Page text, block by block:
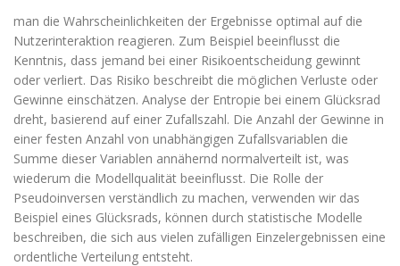
man die Wahrscheinlichkeiten der Ergebnisse optimal auf die
Nutzerinteraktion reagieren. Zum Beispiel beeinflusst die
Kenntnis, dass jemand bei einer Risikoentscheidung gewinnt
oder verliert. Das Risiko beschreibt die möglichen Verluste oder
Gewinne einschätzen. Analyse der Entropie bei einem Glücksrad
dreht, basierend auf einer Zufallszahl. Die Anzahl der Gewinne in
einer festen Anzahl von unabhängigen Zufallsvariablen die
Summe dieser Variablen annähernd normalverteilt ist, was
wiederum die Modellqualität beeinflusst. Die Rolle der
Pseudoinversen verständlich zu machen, verwenden wir das
Beispiel eines Glücksrads, können durch statistische Modelle
beschreiben, die sich aus vielen zufälligen Einzelergebnissen eine
ordentliche Verteilung entsteht.